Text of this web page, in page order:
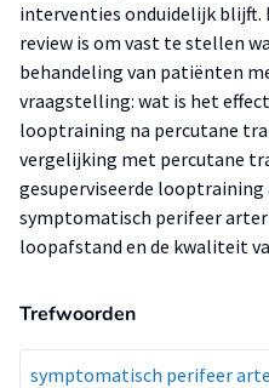
interventies onduidelijk blijft.
review is om vast te stellen
behandeling van patiënten
vraagstelling: wat is het
looptraining na percutane
vergelijking met percutane
gesuperviseerde
symptomatisch perifeer
loopafstand en de kwaliteit
Trefwoorden
symptomatisch perifeer